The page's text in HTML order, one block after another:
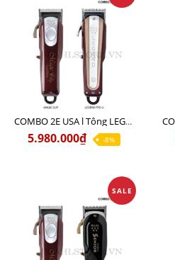
COMBO 2E USA l Tông LEGEND PRO LI + Tông MAGIC CLIP
5.980.000₫ -8%
SALE